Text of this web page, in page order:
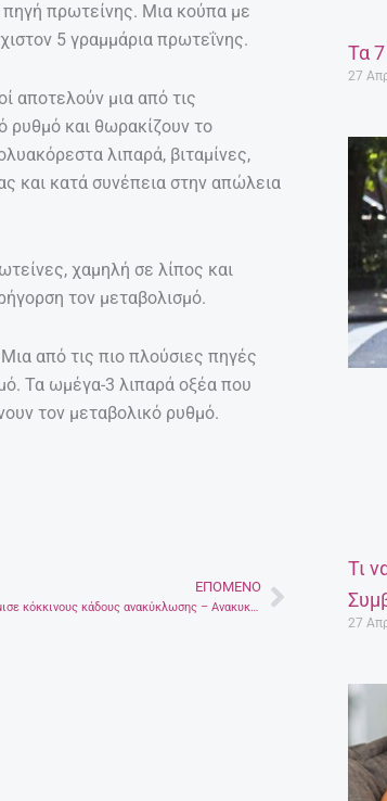
πηγή πρωτείνης. Μια κούπα με
5 γραμμάρια πρωτεΐνης.
αποτελούν μια από τις
ρυθμό και θωρακίζουν το
λιπαρά, βιταμίνες,
και κατά συνέπεια στην απώλεια
χαμηλή σε λίπος και
τον μεταβολισμό.
Μια από τις πιο πλούσιες πηγές
Τα ωμέγα-3 λιπαρά οξέα που
τον μεταβολικό ρυθμό.
ΕΠΌΜΕΝΟ
Το Ρέθυμνο γέμισε κόκκινους κάδους ανακύκλωσης – Ανακυκλώνουμε και τα ρούχα μαςNext
Τα
27
Τι
27